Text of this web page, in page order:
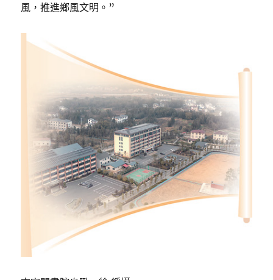
風，推進鄉風文明。”